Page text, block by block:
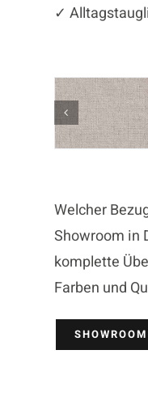
✓
Welcher
Showroom in
komplette
Farben und
SHOWROOM